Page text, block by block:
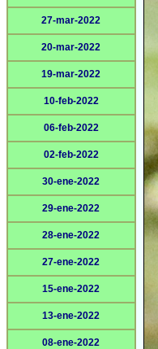
27-mar-2022
20-mar-2022
19-mar-2022
10-feb-2022
06-feb-2022
02-feb-2022
30-ene-2022
29-ene-2022
28-ene-2022
27-ene-2022
15-ene-2022
13-ene-2022
08-ene-2022